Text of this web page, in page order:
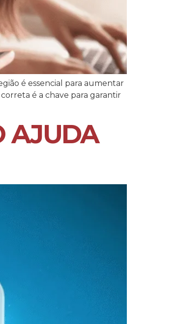
é essencial para aumentar
é a chave para garantir
AJUDA